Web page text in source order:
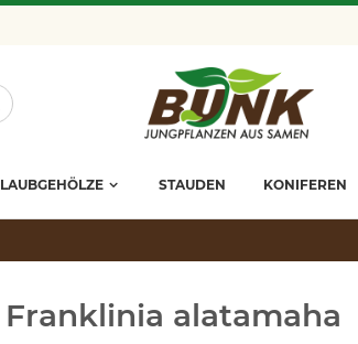
LAUBGEHÖLZE STAUDEN KONIFEREN
Franklinia alatamaha